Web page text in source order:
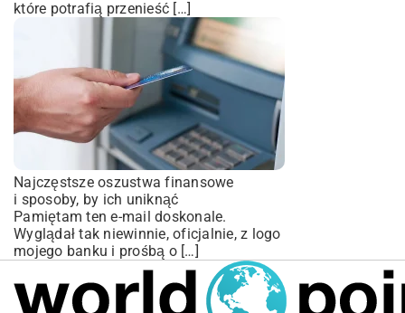
które potrafią przenieść […]
Najczęstsze oszustwa finansowe
i sposoby, by ich uniknąć
Pamiętam ten e-mail doskonale.
Wyglądał tak niewinnie, oficjalnie, z logo
mojego banku i prośbą o […]